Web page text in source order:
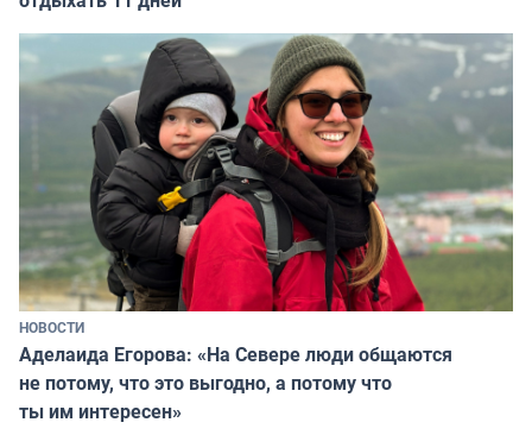
НОВОСТИ
Аделаида Егорова: «На Севере люди общаются
не потому, что это выгодно, а потому что
ты им интересен»